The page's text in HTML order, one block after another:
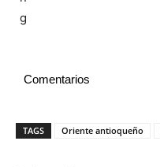
Comentarios
TAGS Oriente antioqueño